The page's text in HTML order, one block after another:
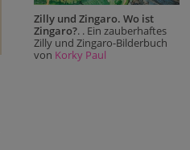
Zilly und Zingaro. Wo ist
Zingaro?. . Ein zauberhaftes
Zilly und Zingaro-Bilderbuch
von Korky Paul